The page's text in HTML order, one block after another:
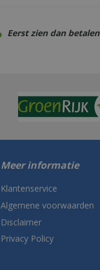
Eerst zien dan betalen
Meer informatie
Klantenservice
Algemene voorwaarden
Disclaimer
Privacy Policy